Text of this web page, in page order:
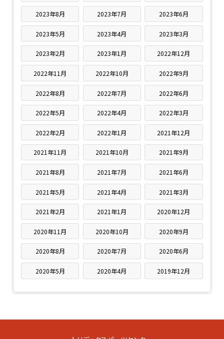
2023年8月 2023年7月 2023年6月
2023年5月 2023年4月 2023年3月
2023年2月 2023年1月 2022年12月
2022年11月 2022年10月 2022年9月
2022年8月 2022年7月 2022年6月
2022年5月 2022年4月 2022年3月
2022年2月 2022年1月 2021年12月
2021年11月 2021年10月 2021年9月
2021年8月 2021年7月 2021年6月
2021年5月 2021年4月 2021年3月
2021年2月 2021年1月 2020年12月
2020年11月 2020年10月 2020年9月
2020年8月 2020年7月 2020年6月
2020年5月 2020年4月 2019年12月